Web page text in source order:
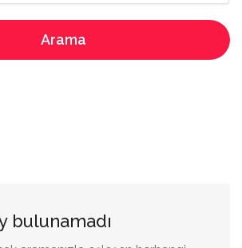
Arama
bulunamadı